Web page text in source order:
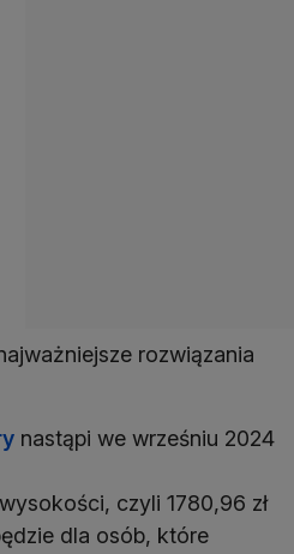
rozwiązania
nastąpi we wrześniu 2024
czyli 1780,96 zł
dla osób, które